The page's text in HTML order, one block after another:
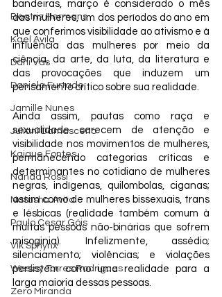
Beatriz Hermans
Kael Avila
Dani Vas
Daniela Furtado
Jamille Nunes
Juliani Damasceno
Kaique Fontes
Nanda Rossi
Natasha Avital
Paulo Cesar Góis
Vik Sphynx
Wesley Torres Rodrigues
Zero Miranda
bandeiras, março é considerado o mês
das mulheres, um dos períodos do ano em
que conferimos visibilidade ao ativismo e à
influência das mulheres por meio da
ciência, da arte, da luta, da literatura e
das provocações que induzem um
pensamento crítico sobre sua realidade.
Ainda assim, pautas como raça e
sexualidade carecem de atenção e
visibilidade nos movimentos de mulheres,
permanecendo categorias críticas e
determinantes no cotidiano de mulheres
negras, indígenas, quilombolas, ciganas;
assim como de mulheres bissexuais, trans
e lésbicas (realidade também comum à
muitas pessoas não-binárias que sofrem
misoginia). Infelizmente, assédio;
silenciamento; violências; e violações
persistem como uma realidade para a
larga maioria dessas pessoas.